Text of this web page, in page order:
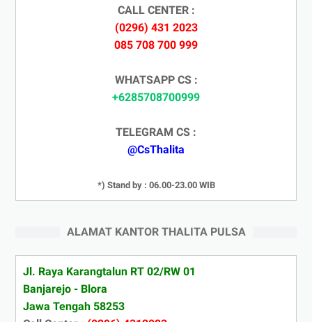
CALL CENTER :
(0296) 431 2023
085 708 700 999
WHATSAPP CS :
+6285708700999
TELEGRAM CS :
@CsThalita
*) Stand by : 06.00-23.00 WIB
ALAMAT KANTOR THALITA PULSA
Jl. Raya Karangtalun RT 02/RW 01
Banjarejo - Blora
Jawa Tengah 58253